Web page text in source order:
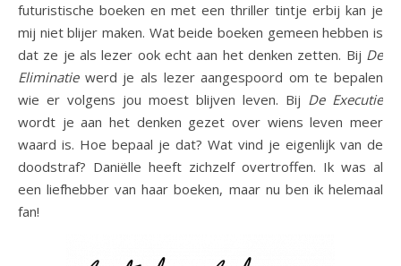
futuristische boeken en met een thriller tintje erbij kan je
mij niet blijer maken. Wat beide boeken gemeen hebben is
dat ze je als lezer ook echt aan het denken zetten. Bij De
Eliminatiewerd je als lezer aangespoord om te bepalen
wie er volgens jou moest blijven leven. Bij De Executie
wordt je aan het denken gezet over wiens leven meer
waard is. Hoe bepaal je dat? Wat vind je eigenlijk van de
doodstraf? Daniëlle heeft zichzelf overtroffen. Ik was al
een liefhebber van haar boeken, maar nu ben ik helemaal
fan!